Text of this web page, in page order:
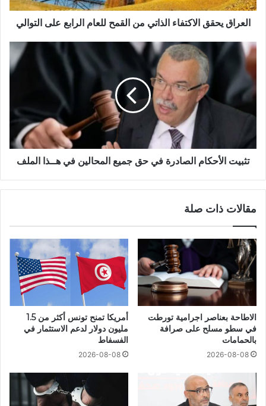
العراق يحقق الاكتفاء الذاتي من القمح للعام الرابع على التوالي
تثبيت الأحكام الصادرة في حق جميع المحالين في هــذا الملف
مقالات ذات صلة
الاطاحة بعناصر اجرامية تورطت
في سطو مسلح على صرافة
بالحمامات
2026-08-08
أمريكا تمنح تونس أكثر من 1.5
مليون دولار لدعم الاستثمار في
الفسفاط
2026-08-08